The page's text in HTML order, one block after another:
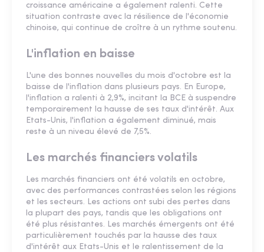
croissance américaine a également ralenti. Cette
situation contraste avec la résilience de l'économie
chinoise, qui continue de croître à un rythme soutenu.
L'inflation en baisse
L'une des bonnes nouvelles du mois d'octobre est la
baisse de l'inflation dans plusieurs pays. En Europe,
l'inflation a ralenti à 2,9%, incitant la BCE à suspendre
temporairement la hausse de ses taux d'intérêt. Aux
Etats-Unis, l'inflation a également diminué, mais
reste à un niveau élevé de 7,5%.
Les marchés financiers volatils
Les marchés financiers ont été volatils en octobre,
avec des performances contrastées selon les régions
et les secteurs. Les actions ont subi des pertes dans
la plupart des pays, tandis que les obligations ont
été plus résistantes. Les marchés émergents ont été
particulièrement touchés par la hausse des taux
d'intérêt aux Etats-Unis et le ralentissement de la